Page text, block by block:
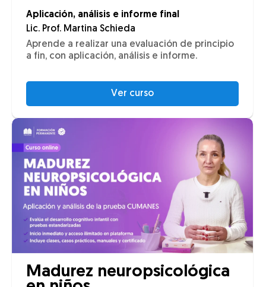
Aplicación, análisis e informe final
Lic. Prof. Martina Schieda
Aprende a realizar una evaluación de principio
a fin, con aplicación, análisis e informe.
Ver curso
Madurez neuropsicológica